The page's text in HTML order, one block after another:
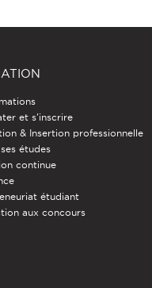
et s'inscrire
& Insertion professionnelle
études
continue
étudiant
aux concours